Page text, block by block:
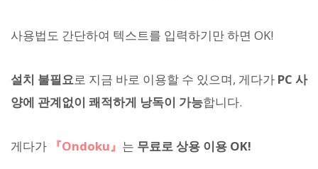
사용법도 간단하여 텍스트를 입력하기만 하면 OK!
설치 불필요로 지금 바로 이용할 수 있으며, 게다가 PC 사
양에 관계없이 쾌적하게 낭독이 가능합니다.
게다가 『Ondoku』 는 무료로 상용 이용 OK!